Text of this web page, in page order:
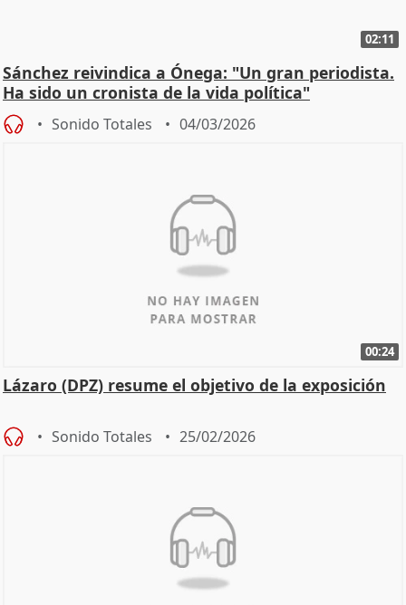
02:11
Sánchez reivindica a Ónega: "Un gran periodista.
Ha sido un cronista de la vida política"
Sonido Totales 04/03/2026
00:24
Lázaro (DPZ) resume el objetivo de la exposición
Sonido Totales 25/02/2026